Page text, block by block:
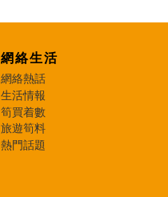
網絡生活
網絡熱話
生活情報
筍買着數
旅遊筍料
熱門話題